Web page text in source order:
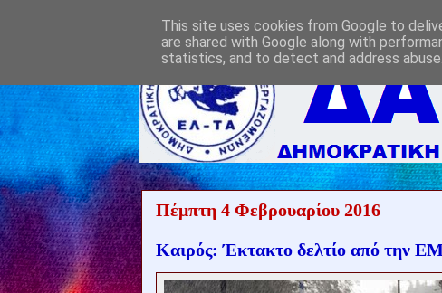
Πέμπτη 4 Φεβρουαρίου 2016
Καιρός: Έκτακτο δελτίο από την
This site uses cookies from Google to
are shared with Google along with
statistics, and to detect and address abuse.